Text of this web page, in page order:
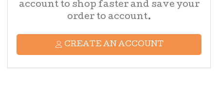
account to shop faster and save your
order to account.
CREATE AN ACCOUNT